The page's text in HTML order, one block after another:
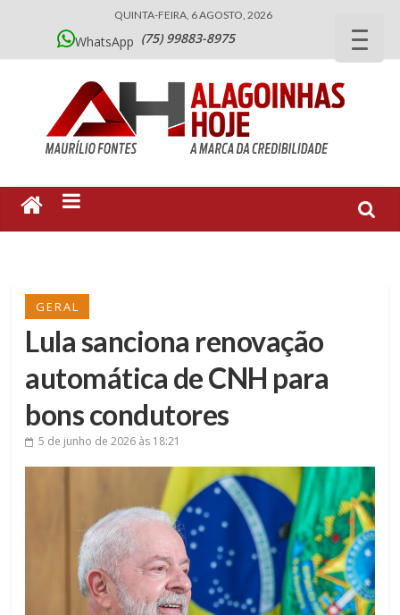
QUINTA-FEIRA, 6 AGOSTO, 2026
WhatsApp (75) 99883-8975
GERAL
Lula sanciona renovação
automática de CNH para
bons condutores
5 de junho de 2026 às 18:21